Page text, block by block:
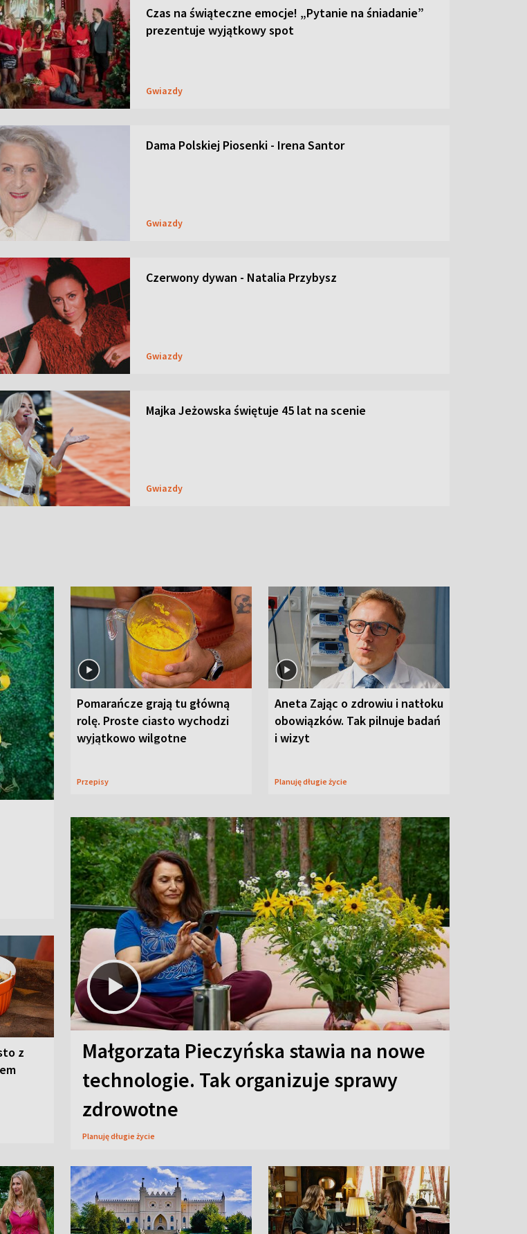
Czas na świąteczne emocje! „Pytanie na śniadanie”
prezentuje wyjątkowy spot
Gwiazdy
Dama Polskiej Piosenki - Irena Santor
Gwiazdy
Czerwony dywan - Natalia Przybysz
Gwiazdy
Majka Jeżowska świętuje 45 lat na scenie
Gwiazdy
Pomarańcze grają tu główną
rolę. Proste ciasto wychodzi
wyjątkowo wilgotne
Przepisy
Aneta Zając o zdrowiu i natłoku
obowiązków. Tak pilnuje badań
i wizyt
Planuję długie życie
z
Małgorzata Pieczyńska stawia na nowe
technologie. Tak organizuje sprawy
zdrowotne
Planuję długie życie